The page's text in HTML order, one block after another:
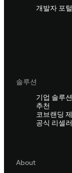
개발자 포털
솔루션
기업 솔루션
추천
코브랜딩
공식 리셀러
About